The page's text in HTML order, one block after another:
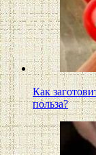
Как
польза?